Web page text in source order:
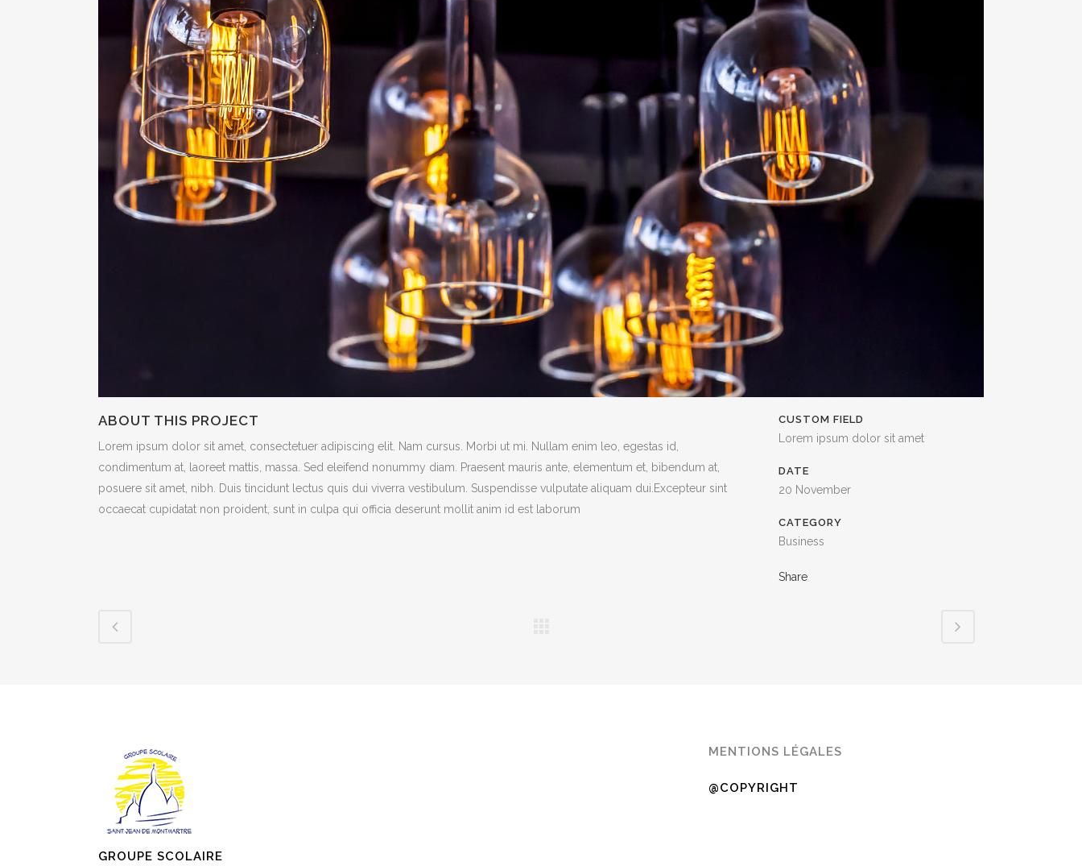
ABOUT THIS PROJECT
Lorem ipsum dolor sit amet, consectetuer adipiscing elit. Nam cursus. Morbi ut mi. Nullam enim leo, egestas id,
condimentum at, laoreet mattis, massa. Sed eleifend nonummy diam. Praesent mauris ante, elementum et, bibendum at,
posuere sit amet, nibh. Duis tincidunt lectus quis dui viverra vestibulum. Suspendisse vulputate aliquam dui.Excepteur sint
occaecat cupidatat non proident, sunt in culpa qui officia deserunt mollit anim id est laborum
CUSTOM FIELD
Lorem ipsum dolor sit amet
DATE
20 November
CATEGORY
Business
Share
GROUPE SCOLAIRE
MENTIONS LÉGALES
@COPYRIGHT